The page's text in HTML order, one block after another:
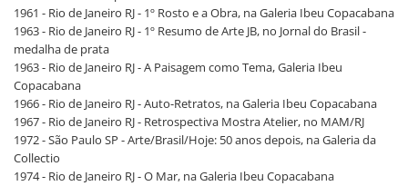
1961 - Rio de Janeiro RJ - 1º Rosto e a Obra, na Galeria Ibeu Copacabana
1963 - Rio de Janeiro RJ - 1º Resumo de Arte JB, no Jornal do Brasil -
medalha de prata
1963 - Rio de Janeiro RJ - A Paisagem como Tema, Galeria Ibeu
Copacabana
1966 - Rio de Janeiro RJ - Auto-Retratos, na Galeria Ibeu Copacabana
1967 - Rio de Janeiro RJ - Retrospectiva Mostra Atelier, no MAM/RJ
1972 - São Paulo SP - Arte/Brasil/Hoje: 50 anos depois, na Galeria da
Collectio
1974 - Rio de Janeiro RJ - O Mar, na Galeria Ibeu Copacabana